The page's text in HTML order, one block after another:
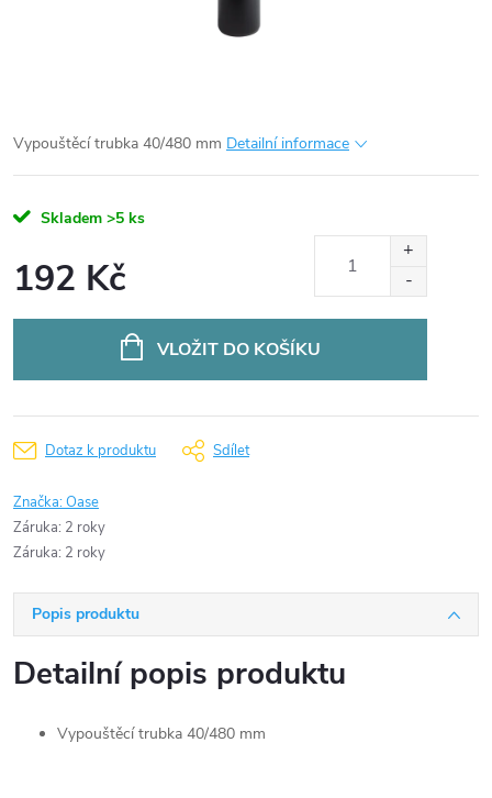
Vypouštěcí trubka 40/480 mm Detailní informace
Skladem >5 ks
192 Kč
VLOŽIT DO KOŠÍKU
Dotaz k produktu Sdílet
Značka:Oase
Záruka: 2 roky
Záruka: 2 roky
Popis produktu
Detailní popis produktu
Vypouštěcí trubka 40/480 mm